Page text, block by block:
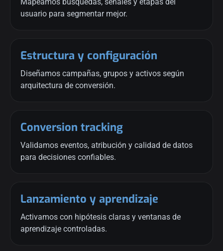
usuario para segmentar mejor.
Estructura y configuración
Diseñamos campañas, grupos y activos según
arquitectura de conversión.
Conversion tracking
Validamos eventos, atribución y calidad de datos
para decisiones confiables.
Lanzamiento y aprendizaje
Activamos con hipótesis claras y ventanas de
aprendizaje controladas.